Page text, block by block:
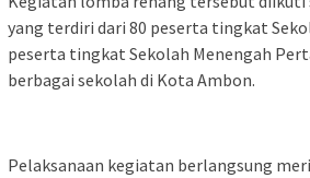
yang terdiri dari 80 peserta tingkat
peserta tingkat Sekolah Menengah
berbagai sekolah di Kota Ambon.
Pelaksanaan kegiatan berlangsung